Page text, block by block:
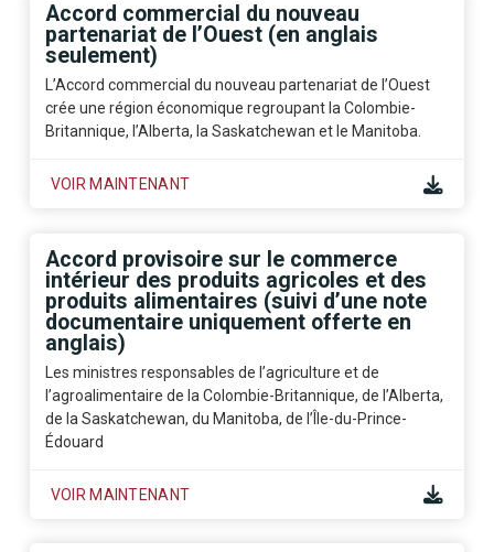
Accord commercial du nouveau
partenariat de l’Ouest (en anglais
seulement)
L’Accord commercial du nouveau partenariat de l’Ouest
crée une région économique regroupant la Colombie-
Britannique, l’Alberta, la Saskatchewan et le Manitoba.
VOIR MAINTENANT
Accord provisoire sur le commerce
intérieur des produits agricoles et des
produits alimentaires (suivi d’une note
documentaire uniquement offerte en
anglais)
Les ministres responsables de l’agriculture et de
l’agroalimentaire de la Colombie-Britannique, de l’Alberta,
de la Saskatchewan, du Manitoba, de l’Île-du-Prince-
Édouard
VOIR MAINTENANT